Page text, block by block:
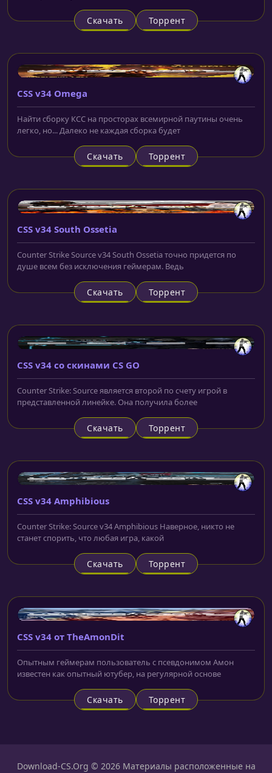
Скачать Торрент
CSS v34 Omega
Найти сборку КСС на просторах всемирной паутины очень
легко, но... Далеко не каждая сборка будет
Скачать Торрент
CSS v34 South Ossetia
Counter Strike Source v34 South Ossetia точно придется по
душе всем без исключения геймерам. Ведь
Скачать Торрент
CSS v34 со скинами CS GO
Counter Strike: Source является второй по счету игрой в
представленной линейке. Она получила более
Скачать Торрент
CSS v34 Amphibious
Counter Strike: Source v34 Amphibious Наверное, никто не
станет спорить, что любая игра, какой
Скачать Торрент
CSS v34 от TheAmonDit
Опытным геймерам пользователь с псевдонимом Амон
известен как опытный ютубер, на регулярной основе
Скачать Торрент
Download-CS.Org © 2026 Материалы расположенные на